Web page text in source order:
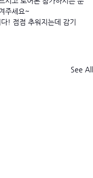
주세요~
! 점점 추워지는데 감기
See All